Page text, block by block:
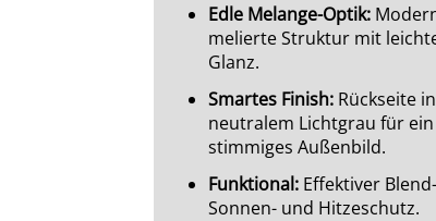
Edle Melange-Optik:
melierte Struktur mit
Glanz.
Smartes Finish:Rückseite in
neutralem Lichtgrau für ein
stimmiges Außenbild.
Funktional:Effektiver
Sonnen- und Hitzeschutz.